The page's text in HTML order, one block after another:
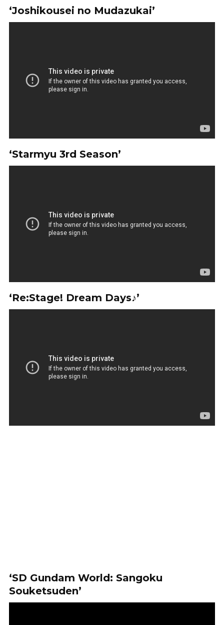
‘Joshikousei no Mudazukai’
‘Starmyu 3rd Season’
‘Re:Stage! Dream Days♪’
‘SD Gundam World: Sangoku
Souketsuden’